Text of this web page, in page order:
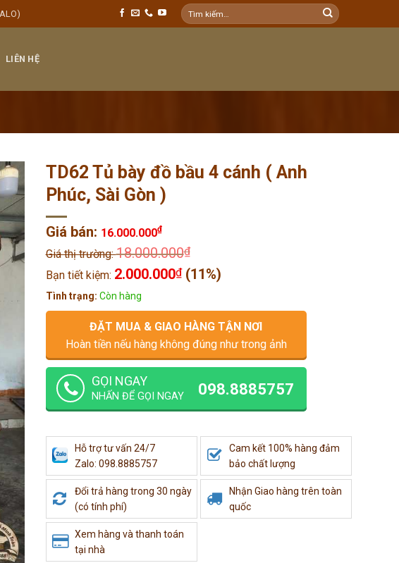
Tìm
kiếm:
LIÊN HỆ
TD62 Tủ bày đồ bầu 4 cánh ( Anh
Phúc, Sài Gòn )
Giá bán: 16.000.000₫
Giá thị trường:18.000.000₫
Bạn tiết kiệm: 2.000.000₫ (11%)
Tình trạng: Còn hàng
ĐẶT MUA & GIAO HÀNG TẬN NƠI
Hoàn tiền nếu hàng không đúng như trong ảnh
GỌI NGAY
NHẤN ĐỂ GỌI NGAY 098.8885757
Hỗ trợ tư vấn 24/7
Zalo: 098.8885757
Cam kết 100% hàng đảm
bảo chất lượng
Đổi trả hàng trong 30 ngày
(có tính phí)
Nhận Giao hàng trên toàn
quốc
Xem hàng và thanh toán
tại nhà